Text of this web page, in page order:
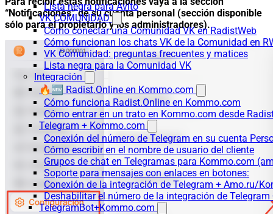
Lista negra para Avito
VK COMUNIDAD
Cómo conectar una Comunidad VK en RadistWeb
Cómo funcionan los chats VK de la Comunidad en
VK Comunidad: preguntas frecuentes y matices
Lista negra para la Comunidad VK
Integración
🔥🆕 Radist.Online en Kommo.com
Cómo funciona Radist.Online en Kommo.com
Cómo entrar en un trato en Kommo.com desde
Telegram + Kommo.com
Conexión del número de Telegram en su cuenta
Cómo escribir en el nombre de usuario del cliente
Grupos de chat en Telegramas para Kommo.com
Soporte para mensajes con enlaces en botones:
Conexión de la integración de Telegram + Amo.ru/
Deshabilitar el número de la integración de
TelegramBot+Kommo.com
“Notificaciones” de su cuenta personal (sección disponible
sólo para el propietario y los administradores).